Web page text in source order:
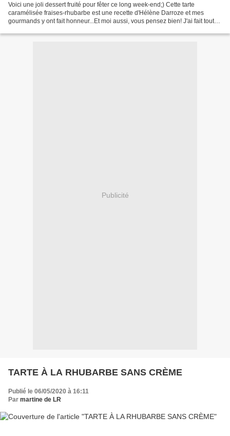
Voici une joli dessert fruité pour fêter ce long week-end;) Cette tarte
caramélisée fraises-rhubarbe est une recette d'Hélène Darroze et mes
gourmands y ont fait honneur...Et moi aussi, vous pensez bien! J'ai fait tout
Publicité
TARTE À LA RHUBARBE SANS CRÈME
Publié le 06/05/2020 à 16:11
Par martine de LR